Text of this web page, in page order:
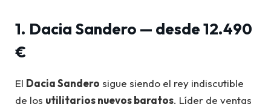
1. Dacia Sandero — desde 12.490
€
El Dacia Sandero sigue siendo el rey indiscutible
de los utilitarios nuevos baratos. Líder de ventas